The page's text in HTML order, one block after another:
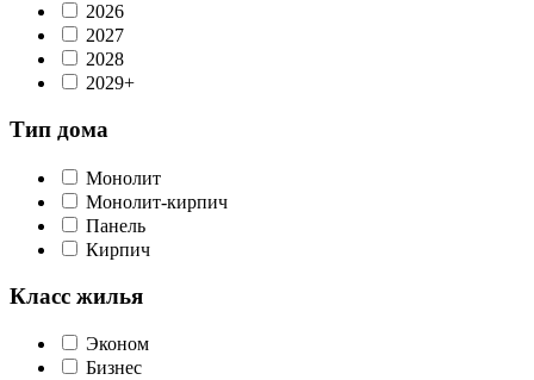
2026
2027
2028
2029+
Тип дома
Монолит
Монолит-кирпич
Панель
Кирпич
Класс жилья
Эконом
Бизнес